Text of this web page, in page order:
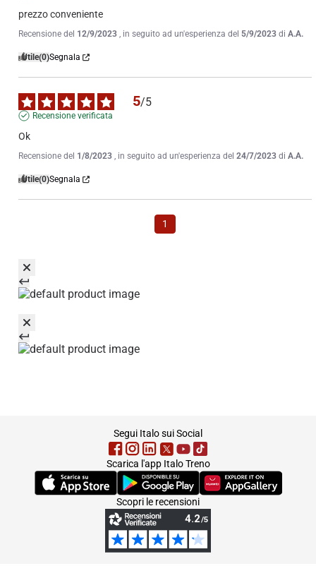
prezzo conveniente
Recensione del 12/9/2023 , in seguito ad un'esperienza del 5/9/2023 di A.A.
Utile(0)Segnala
5/5
Recensione verificata
Ok
Recensione del 1/8/2023 , in seguito ad un'esperienza del 24/7/2023 di A.A.
Utile(0)Segnala
1
Segui Italo sui Social
Scarica l'app Italo Treno
(Si apre in una nuova scheda)(Si apre in una nuova scheda)
(Si apre in una nuova
Scopri le recensioni